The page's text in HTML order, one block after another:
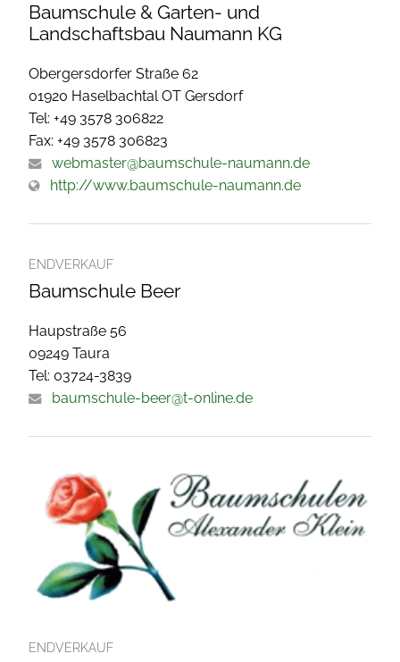
Baumschule & Garten- und
Landschaftsbau Naumann KG
Obergersdorfer Straße 62
01920 Haselbachtal OT Gersdorf
Tel: +49 3578 306822
Fax: +49 3578 306823
webmaster@baumschule-naumann.de
http://www.baumschule-naumann.de
ENDVERKAUF
Baumschule Beer
Haupstraße 56
09249 Taura
Tel: 03724-3839
baumschule-beer@t-online.de
ENDVERKAUF